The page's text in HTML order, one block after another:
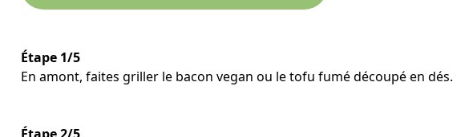
Étape 1/5
En amont, faites griller le bacon vegan ou le tofu fumé découpé en dés.